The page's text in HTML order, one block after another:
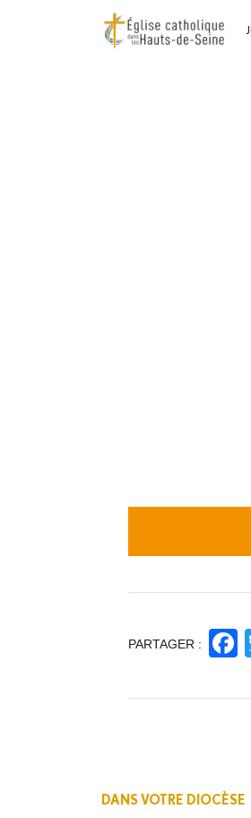
PARTAGER :
DANS VOTRE DIOCÈSE